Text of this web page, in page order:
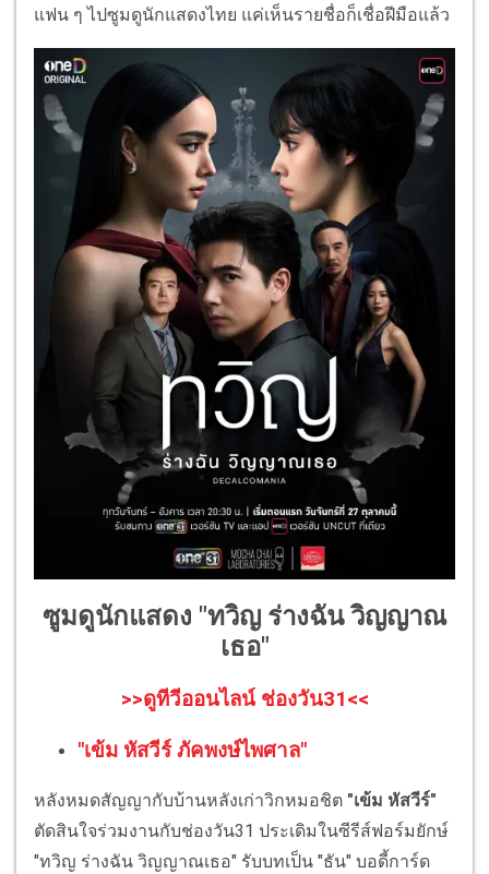
แฟน ๆ ไปซูมดูนักแสดงไทย แค่เห็นรายชื่อก็เชื่อฝีมือแล้ว
ซูมดูนักแสดง "ทวิญ ร่างฉัน วิญญาณ
เธอ"
>>ดูทีวีออนไลน์ ช่องวัน31<<
"เข้ม หัสวีร์ ภัคพงษ์ไพศาล"
หลังหมดสัญญากับบ้านหลังเก่าวิกหมอชิต "เข้ม หัสวีร์"
ตัดสินใจร่วมงานกับช่องวัน31 ประเดิมในซีรีส์ฟอร์มยักษ์
"ทวิญ ร่างฉัน วิญญาณเธอ" รับบทเป็น "ธัน" บอดี้การ์ด